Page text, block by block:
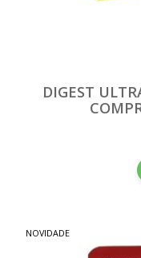
DIGEST
NOVIDADE